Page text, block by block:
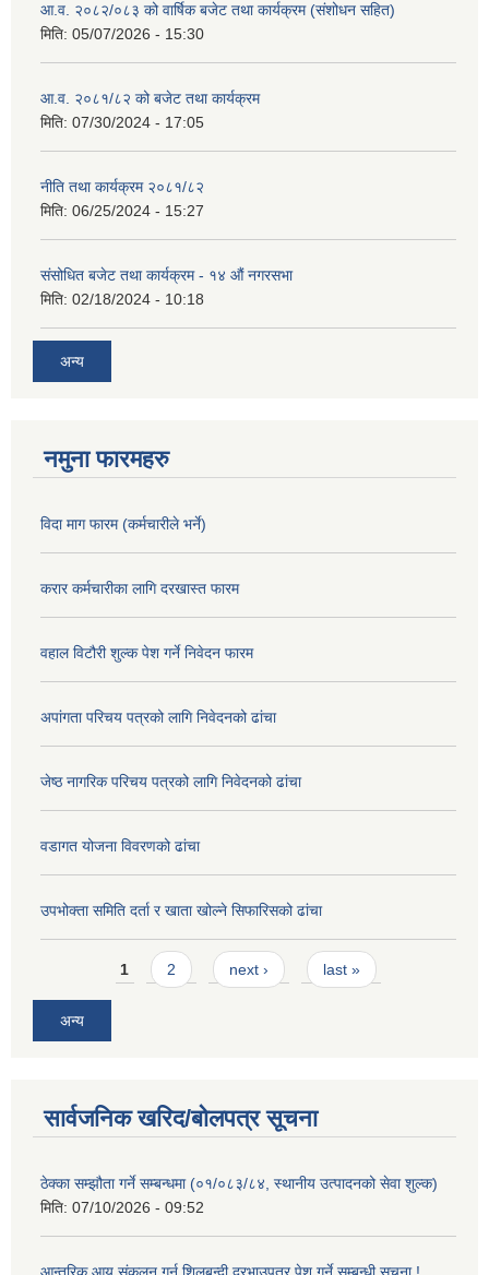
आ.व. २०८२/०८३ को वार्षिक बजेट तथा कार्यक्रम (संशोधन सहित)
मिति: 05/07/2026 - 15:30
आ.व. २०८१/८२ को बजेट तथा कार्यक्रम
मिति: 07/30/2024 - 17:05
नीति तथा कार्यक्रम २०८१/८२
मिति: 06/25/2024 - 15:27
संसोधित बजेट तथा कार्यक्रम - १४ औं नगरसभा
मिति: 02/18/2024 - 10:18
अन्य
नमुना फारमहरु
विदा माग फारम (कर्मचारीले भर्ने)
करार कर्मचारीका लागि दरखास्त फारम
वहाल विटौरी शुल्क पेश गर्ने निवेदन फारम
अपांगता परिचय पत्रको लागि निवेदनको ढांचा
जेष्ठ नागरिक परिचय पत्रको लागि निवेदनको ढांचा
वडागत योजना विवरणको ढांचा
उपभोक्ता समिति दर्ता र खाता खोल्ने सिफारिसको ढांचा
Pages1 2 next › last »
अन्य
सार्वजनिक खरिद/बोलपत्र सूचना
ठेक्का सम्झौता गर्ने सम्बन्धमा (०१/०८३/८४, स्थानीय उत्पादनको सेवा शुल्क)
मिति: 07/10/2026 - 09:52
आन्तरिक आय संकलन गर्न शिलबन्दी दरभाउपत्र पेश गर्ने सम्बन्धी सूचना !